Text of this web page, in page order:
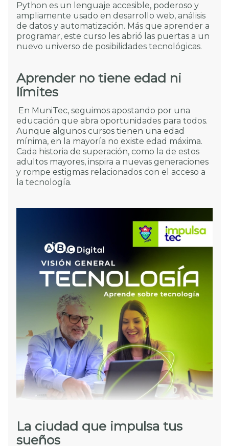
Python es un lenguaje accesible, poderoso y
ampliamente usado en desarrollo web, análisis
de datos y automatización. Más que aprender a
programar, este curso les abrió las puertas a un
nuevo universo de posibilidades tecnológicas.
Aprender no tiene edad ni
límites
En MuniTec, seguimos apostando por una
educación que abra oportunidades para todos.
Aunque algunos cursos tienen una edad
mínima, en la mayoría no existe edad máxima.
Cada historia de superación, como la de estos
adultos mayores, inspira a nuevas generaciones
y rompe estigmas relacionados con el acceso a
la tecnología.
La ciudad que impulsa tus
sueños